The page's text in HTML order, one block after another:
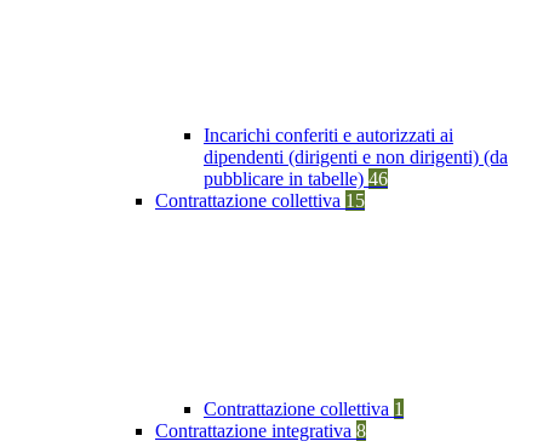
Incarichi conferiti e autorizzati ai
dipendenti (dirigenti e non dirigenti) (da
pubblicare in tabelle) 46
Contrattazione collettiva 15
Contrattazione collettiva 1
Contrattazione integrativa 8